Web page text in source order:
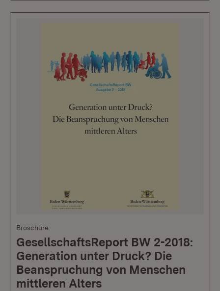
Broschüre
GesellschaftsReport BW 2-2018:
Generation unter Druck? Die
Beanspruchung von Menschen
mittleren Alters